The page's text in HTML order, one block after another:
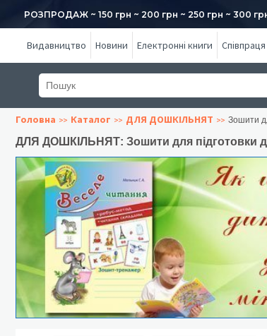
РОЗПРОДАЖ ~ 150 грн ~ 200 грн ~ 250 грн ~ 300
Видавництво Новини Електронні книги Співпраця
Головна Каталог ДЛЯ ДОШКІЛЬНЯТ Зошити
ДЛЯ ДОШКІЛЬНЯТ: Зошити для підготовки